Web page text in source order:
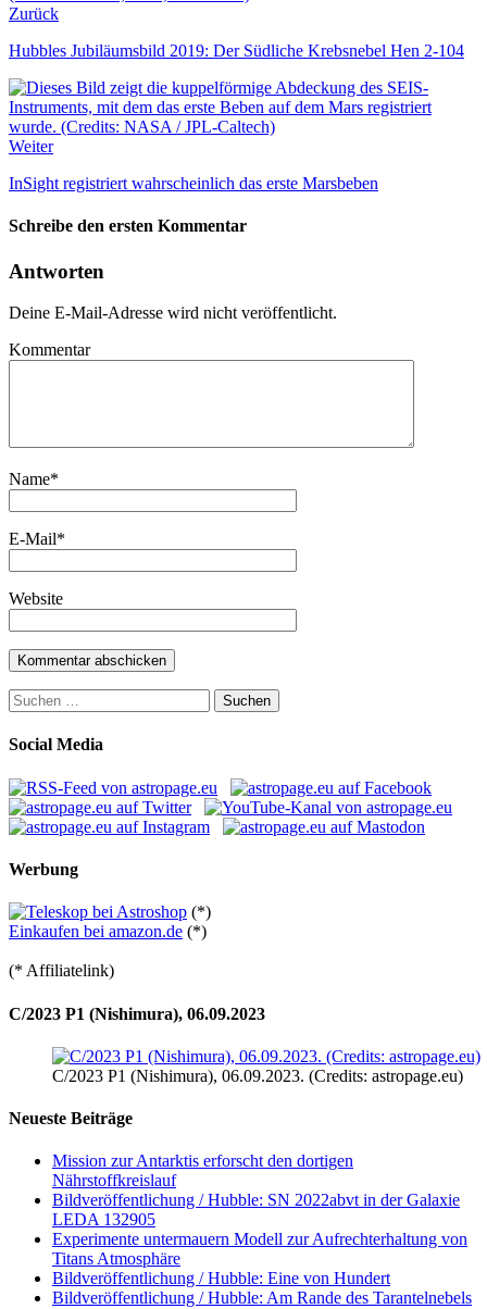
Zurück
Hubbles Jubiläumsbild 2019: Der Südliche Krebsnebel Hen 2-104
Weiter
InSight registriert wahrscheinlich das erste Marsbeben
Schreibe den ersten Kommentar
Antworten
Deine E-Mail-Adresse wird nicht veröffentlicht.
Kommentar
Name*
E-Mail*
Website
Suchen
nach:
Social Media
Werbung
(*)
Einkaufen bei amazon.de (*)
(* Affiliatelink)
C/2023 P1 (Nishimura), 06.09.2023
C/2023 P1 (Nishimura), 06.09.2023. (Credits: astropage.eu)
Neueste Beiträge
Mission zur Antarktis erforscht den dortigen
Nährstoffkreislauf
Bildveröffentlichung / Hubble: SN 2022abvt in der Galaxie
LEDA 132905
Experimente untermauern Modell zur Aufrechterhaltung von
Titans Atmosphäre
Bildveröffentlichung / Hubble: Eine von Hundert
Bildveröffentlichung / Hubble: Am Rande des Tarantelnebels